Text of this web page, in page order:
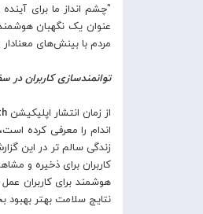
"چشم انداز ما برای
عنوان یک نگهبان
مردم با بینش‌های
توانمندسازی کاربران
از زمان انتشار اپلیکیشن
اندام را معرفی کرده
نتایج سلامت بهتر بهبود بخشند، و 4) تقویت برنامه های نوآورانه سلامت و تناسب اندام